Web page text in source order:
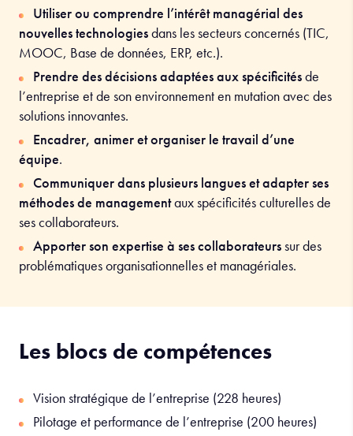
Utiliser ou comprendre l’intérêt managérial des
nouvelles technologiesdans les secteurs concernés (TIC,
MOOC, Base de données, ERP, etc.).
Prendre des décisions adaptées aux spécificitésde
l’entreprise et de son environnement en mutation avec des
solutions innovantes.
Encadrer, animer et organiser le travail d’une
équipe.
Communiquer dans plusieurs langues et adapter ses
méthodes de managementaux spécificités culturelles de
ses collaborateurs.
Apporter son expertise à ses collaborateurssur des
problématiques organisationnelles et managériales.
Les blocs de compétences
Vision stratégique de l’entreprise (228 heures)
Pilotage et performance de l’entreprise (200 heures)